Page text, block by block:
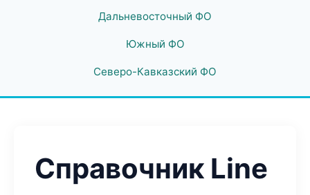
Дальневосточный ФО
Южный ФО
Северо-Кавказский ФО
Справочник Line